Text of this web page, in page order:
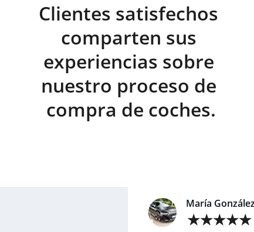
Clientes satisfechos
comparten sus
experiencias sobre
nuestro proceso de
compra de coches.
María
★★★★★